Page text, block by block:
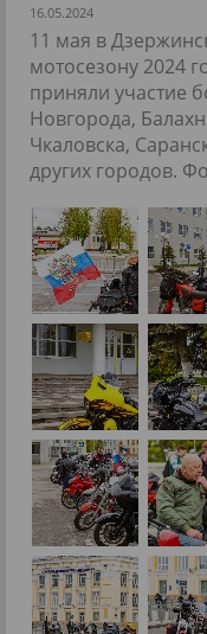
16.05.2024
11 мая в
мотосезону 2024
приняли участие
Новгорода,
Чкаловска,
других городов.